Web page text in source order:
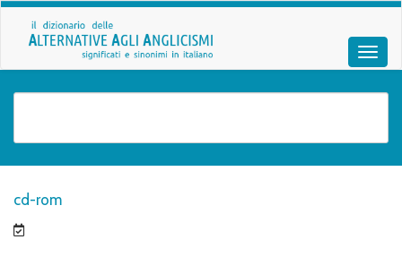
cd-rom